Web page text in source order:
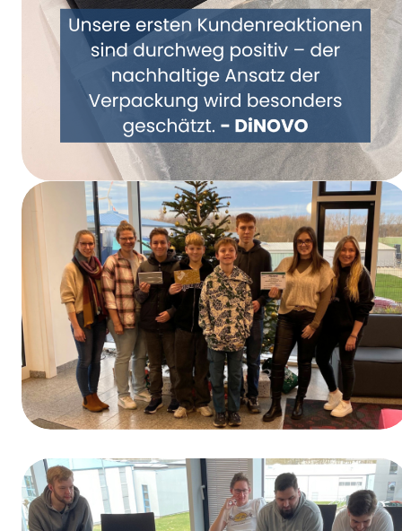
Samen een nieuwe kijk op verpakkingen –
DiNOVO stapt over op papieren
verpakkingen
Winnaar van de prijsvraag ter gelegenheid
van de Dag van het Beroepsonderwijs